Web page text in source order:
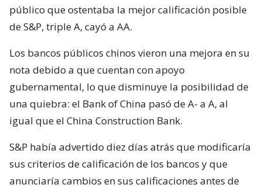
público que ostentaba la mejor calificación posible
de S&P, triple A, cayó a AA.
Los bancos públicos chinos vieron una mejora en su
nota debido a que cuentan con apoyo
gubernamental, lo que disminuye la posibilidad de
una quiebra: el Bank of China pasó de A- a A, al
igual que el China Construction Bank.
S&P había advertido diez días atrás que modificaría
sus criterios de calificación de los bancos y que
anunciaría cambios en sus calificaciones antes de